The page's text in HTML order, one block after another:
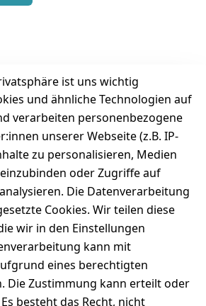
ist uns wichtig
und ähnliche Technologien auf
verarbeiten personenbezogene
unserer Webseite (z.B. IP-
zu personalisieren, Medien
oder Zugriffe auf
Die Datenverarbeitung
Cookies. Wir teilen diese
wir in den Einstellungen
kann mit
eines berechtigten
Die Zustimmung kann erteilt oder
besteht das Recht, nicht